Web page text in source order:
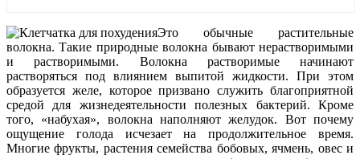
Это обычные растительные
волокна. Такие природные волокна бывают нерастворимыми
и растворимыми. Волокна растворимые начинают
растворяться под влиянием выпитой жидкости. При этом
образуется желе, которое призвано служить благоприятной
средой для жизнедеятельности полезных бактерий. Кроме
того, «набухая», волокна наполняют желудок. Вот почему
ощущение голода исчезает на продолжительное время.
Многие фрукты, растения семейства бобовых, ячмень, овес и